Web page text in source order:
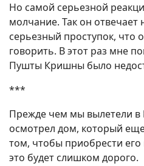
Но самой серьезной
молчание. Так он отвечает
серьезный проступок, что
говорить. В этот раз мне
Пушты Кришны было
***
Прежде чем мы вылетели в
осмотрел дом, который
том, чтобы приобрести
это будет слишком дорого.